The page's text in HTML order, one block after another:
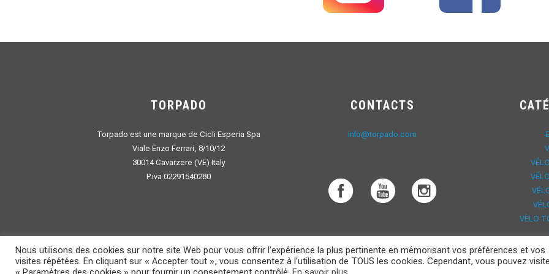
TORPADO
Torpado est une marque de Cicli Esperia Spa
Viale Enzo Ferrari, 8/10/12
30014 Cavarzere (VE) Italy
P.iva 02291540280
CONTACTS
info@torpado.com
VÈLO
Nous utilisons des cookies sur notre site Web pour vous offrir l’expérience la plus pertinente en mémorisant vos préférences et vos
visites répétées. En cliquant sur « Accepter tout », vous consentez à l’utilisation de TOUS les cookies. Cependant, vous pouvez